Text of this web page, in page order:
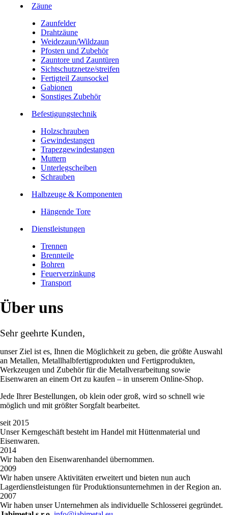
Zäune
Zaunfelder
Drahtzäune
Weidezaun/Wildzaun
Pfosten und Zubehör
Zauntore und Zauntüren
Sichtschutznetze/streifen
Fertigteil Zaunsockel
Gabionen
Sonstiges Zubehör
Befesti­gungstechnik
Holzschrauben
Gewindestangen
Trapezgewindestangen
Muttern
Unterlegscheiben
Schrauben
Halbzeuge & Komponenten
Hängende Tore
Dienstleistungen
Trennen
Brennteile
Bohren
Feuerverzinkung
Transport
Über uns
Sehr geehrte Kunden,
unser Ziel ist es, Ihnen die Möglichkeit zu geben, die größte Auswahl
an Metallen, Metallhalbfertigprodukten und Fertigprodukten,
Werkzeugen und Zubehör für die Metallverarbeitung sowie
Eisenwaren an einem Ort zu kaufen – in unserem Online-Shop.
Jede Ihrer Bestellungen, ob klein oder groß, wird so schnell wie
möglich und mit größter Sorgfalt bearbeitet.
seit 2015
Unser Kerngeschäft besteht im Handel mit Hüttenmaterial und
Eisenwaren.
2014
Wir haben den Eisenwarenhandel übernommen.
2009
Wir haben unsere Aktivitäten erweitert und bieten nun auch
Lagerdienstleistungen für Produktionsunternehmen in der Region an.
2007
Wir haben unser Unternehmen als individuelle Schlosserei gegründet.